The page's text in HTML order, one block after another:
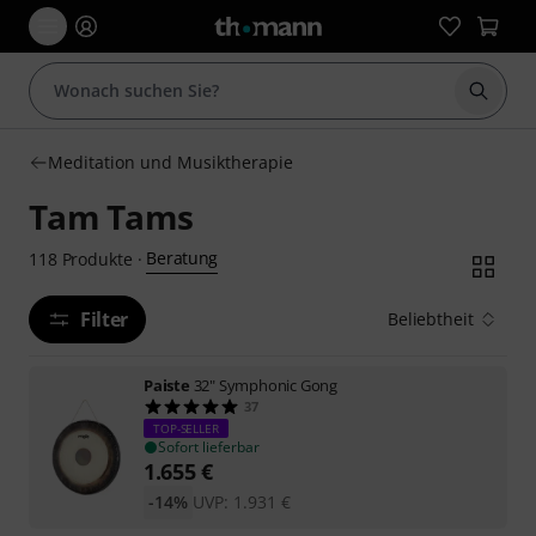
Suche
Meditation und Musiktherapie
Tam Tams
118 Produkte · Beratung
Filter Beliebtheit
Paiste 32" Symphonic Gong
37
TOP-SELLER
Sofort lieferbar
1.655€
UVP: 1.931 €
-14%